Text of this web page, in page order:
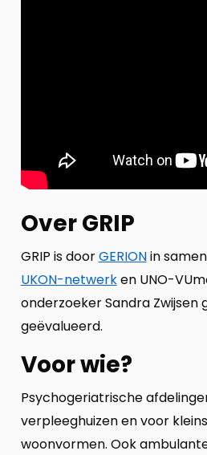
Over GRIP
GRIP is doorGERIONin
UKON-netwerken UNO-
onderzoeker Sandra
geëvalueerd.
Voor wie?
Psychogeriatrische
verpleeghuizen en voor
woonvormen. Ook